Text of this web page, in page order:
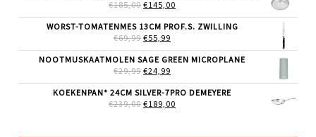
€185,00 OORSPRONKELIJKE
WAS:
€185,00.
€145,00
IS:
WORST-TOMATENMES 13CM PROF.S. ZWILLING
€69,99 OORSPRONKELIJKE
WAS:
€69,99.
€55,99
IS:
NOOTMUSKAATMOLEN SAGE GREEN MICROPLANE
€29,99 OORSPRONKELIJKE
WAS:
€29,99.
€24,99
IS:
€24,99.
KOEKENPAN* 24CM SILVER-7PRO DEMEYERE
€239,00 OORSPRONKELIJKE
€189,00